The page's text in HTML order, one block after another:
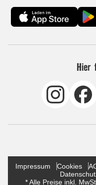
Hier
Impressum Cookies
* Alle Preise inkl.